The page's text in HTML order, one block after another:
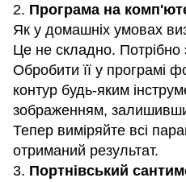
2. Програма на
Як у домашніх умовах
Це не складно.
Обробити її у програмі
контур будь-яким
зображенням,
Тепер виміряйте всі
отриманий результат.
3. Портнівський